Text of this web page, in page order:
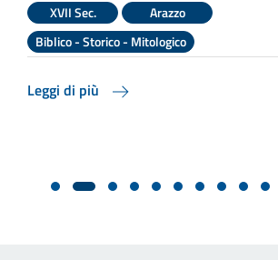
XVII Sec.
Arazzo
Biblico - Storico - Mitologico
Leggi di più